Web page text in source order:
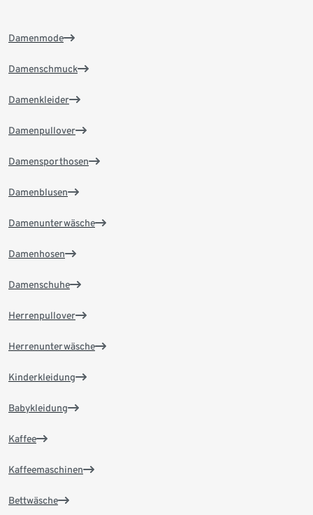
Damenmode
Damenschmuck
Damenkleider
Damenpullover
Damensporthosen
Damenblusen
Damenunterwäsche
Damenhosen
Damenschuhe
Herrenpullover
Herrenunterwäsche
Kinderkleidung
Babykleidung
Kaffee
Kaffeemaschinen
Bettwäsche